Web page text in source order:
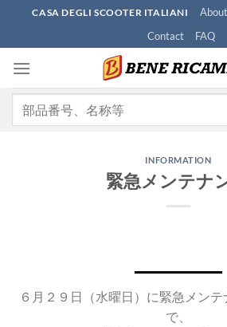
content
CASA DEGLI SCOOTER ITALIANI About
Contact
FAQ
INFORMATION
緊急メンテナ
６月２９日（水曜日）に緊急メン
で、